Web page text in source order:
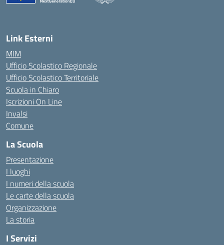
Link Esterni
MIM
Ufficio Scolastico Regionale
Ufficio Scolastico Territoriale
Scuola in Chiaro
Iscrizioni On Line
Invalsi
Comune
La Scuola
Presentazione
I luoghi
I numeri della scuola
Le carte della scuola
Organizzazione
La storia
I Servizi